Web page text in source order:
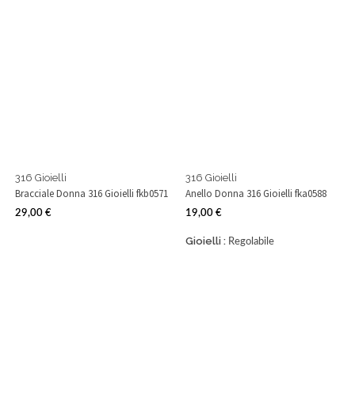
316 Gioielli
Bracciale Donna 316 Gioielli fkb0571
Prezzo
29,00 €
316 Gioielli
Anello Donna 316 Gioielli fka0588
Prezzo
19,00 €
Gioielli : Regolabile